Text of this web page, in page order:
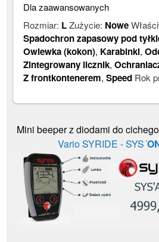
Dla zaawansowanych
Rozmiar: LZużycie: Nowe
Spadochron zapasowy pod
Owiewka (kokon), Karabinki,
Zintegrowany licznik,
Z frontkontenerem,Speed Rok
Mini beeper z diodami do
Vario SYRIDE - SYS´